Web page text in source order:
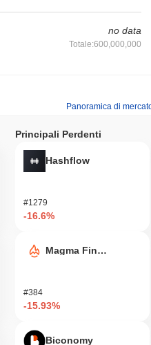
no data
Totale:600,000,000
Panoramica di
Principali Perdenti
Hashflow
#1279
-16.6%
Magma Finance
#384
-15.93%
Biconomy